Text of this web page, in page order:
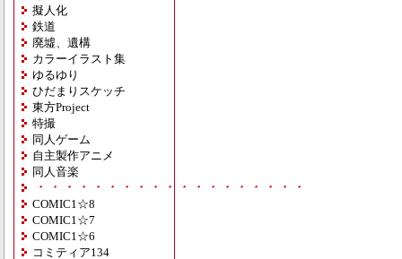
擬人化
鉄道
廃墟、遺構
カラーイラスト集
ゆるゆり
ひだまりスケッチ
東方Project
特撮
同人ゲーム
自主製作アニメ
同人音楽
・・・・・・・・・・・・・・・・・・・
COMIC1☆8
COMIC1☆7
COMIC1☆6
コミティア134